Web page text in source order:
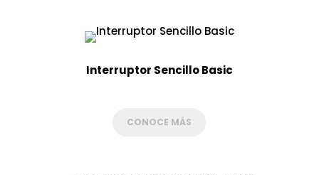
Interruptor Sencillo Basic
CONOCE MÁS